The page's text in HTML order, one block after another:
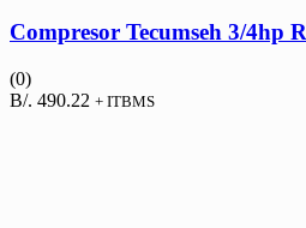
Compresor Tecumseh 3/4hp
(0)
B/. 490.22 + ITBMS